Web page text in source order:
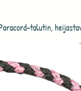
talutin,